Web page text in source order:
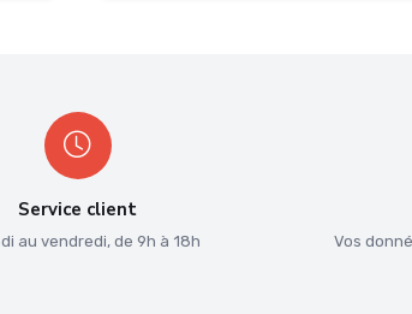
Service client
au vendredi, de 9h à 18h
Vos